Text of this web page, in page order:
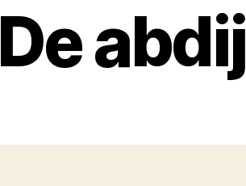
De abdij